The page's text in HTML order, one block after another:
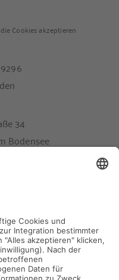
Cookies akzeptieren
34
Bodensee
Newsletter an